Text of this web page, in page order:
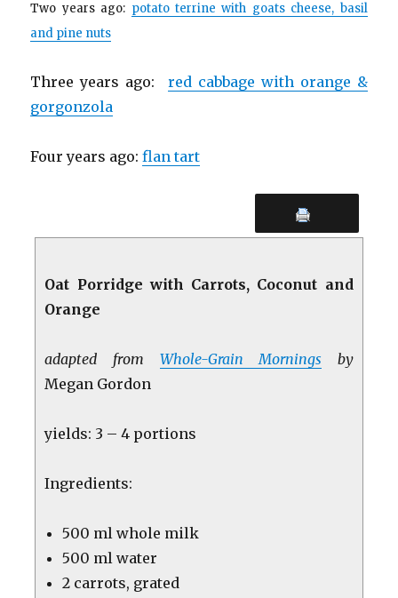
Two years ago: potato terrine with goats cheese, basil
and pine nuts
Three years ago: red cabbage with orange &
gorgonzola
Four years ago:flan tart
Oat Porridge with Carrots, Coconut and
Orange
adapted from Whole-Grain Mornings by
Megan Gordon
yields: 3 – 4 portions
Ingredients:
500 ml whole milk
500 ml water
2 carrots, grated